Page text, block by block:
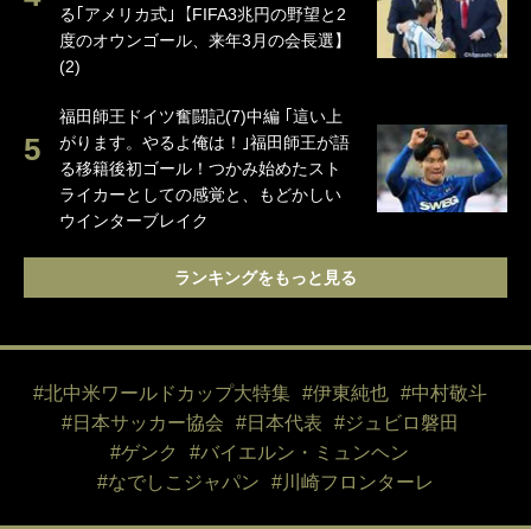
る｢アメリカ式｣【FIFA3兆円の野望と2
度のオウンゴール、来年3月の会長選】
(2)
福田師王ドイツ奮闘記(7)中編 ｢這い上
がります。やるよ俺は！｣福田師王が語
る移籍後初ゴール！つかみ始めたスト
ライカーとしての感覚と、もどかしい
ウインターブレイク
ランキングをもっと見る
#北中米ワールドカップ大特集 #伊東純也
#中村敬斗
#日本サッカー協会
#日本代表
#ジュビロ磐田
#ゲンク
#バイエルン・ミュンヘン
#なでしこジャパン
#川崎フロンターレ